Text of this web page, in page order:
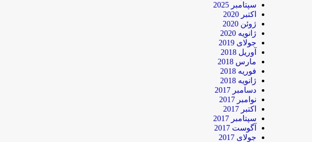
سپتامبر 2025
اکتبر 2020
ژوئن 2020
ژانویه 2020
جولای 2019
آوریل 2018
مارس 2018
فوریه 2018
ژانویه 2018
دسامبر 2017
نوامبر 2017
اکتبر 2017
سپتامبر 2017
آگوست 2017
جولای 2017